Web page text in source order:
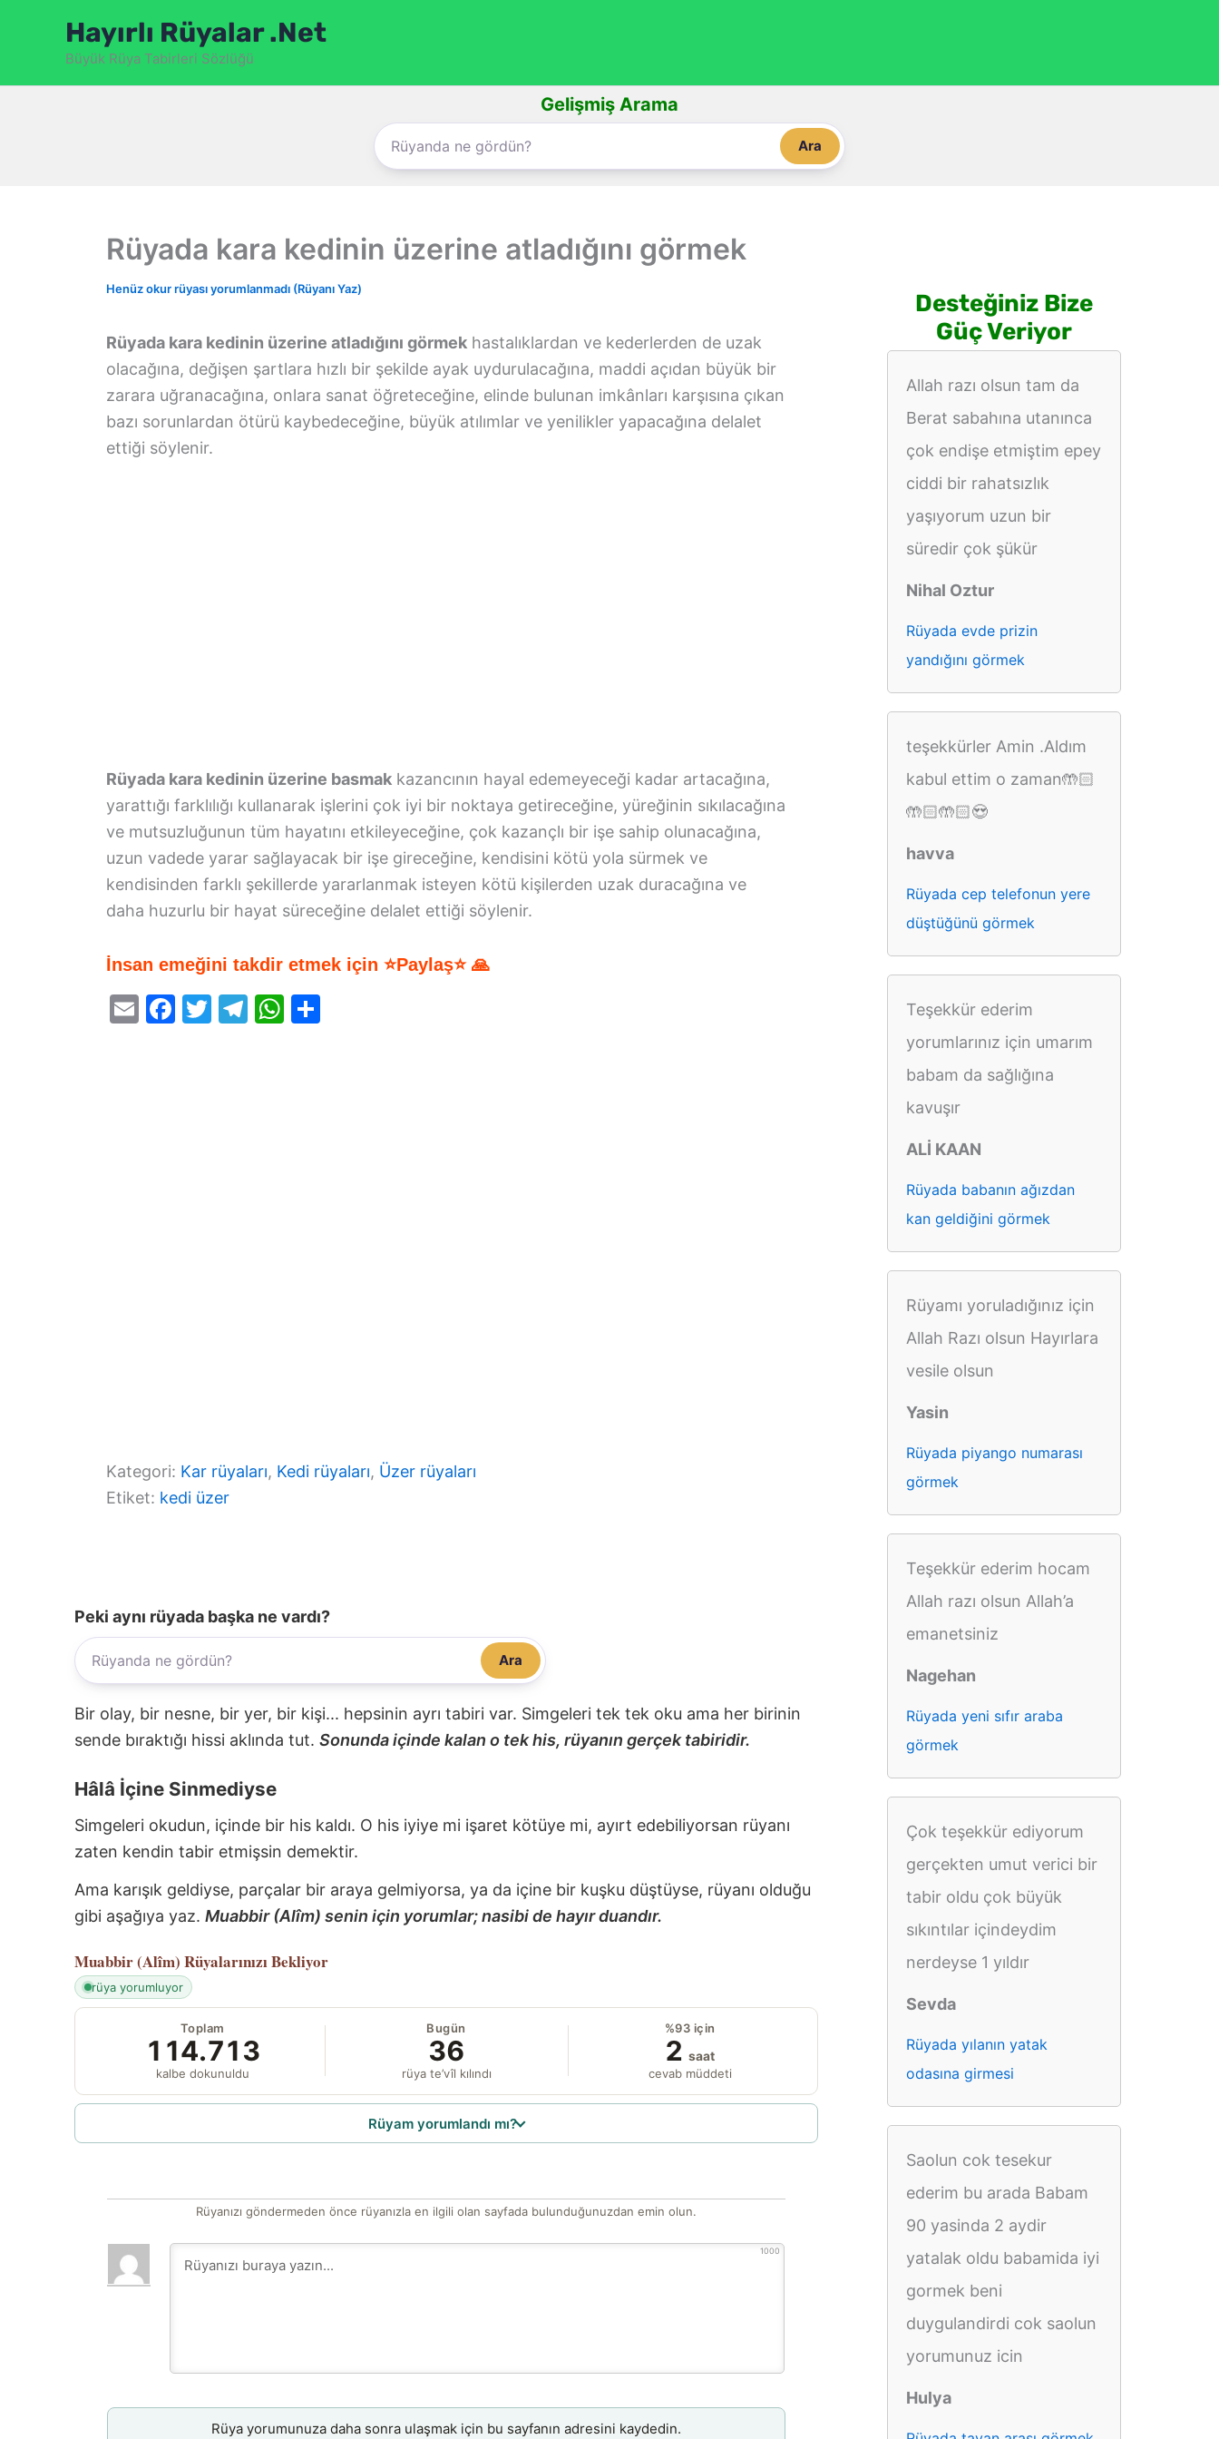
Hayırlı Rüyalar .Net
Büyük Rüya Tabirleri Sözlüğü
Gelişmiş Arama
Ara
Rüyada kara kedinin üzerine atladığını görmek
Henüz okur rüyası yorumlanmadı (Rüyanı Yaz)
Rüyada kara kedinin üzerine atladığını görmek hastalıklardan ve kederlerden de uzak
olacağına, değişen şartlara hızlı bir şekilde ayak uydurulacağına, maddi açıdan büyük bir
zarara uğranacağına, onlara sanat öğreteceğine, elinde bulunan imkânları karşısına çıkan
bazı sorunlardan ötürü kaybedeceğine, büyük atılımlar ve yenilikler yapacağına delalet
ettiği söylenir.
Rüyada kara kedinin üzerine basmak kazancının hayal edemeyeceği kadar artacağına,
yarattığı farklılığı kullanarak işlerini çok iyi bir noktaya getireceğine, yüreğinin sıkılacağına
ve mutsuzluğunun tüm hayatını etkileyeceğine, çok kazançlı bir işe sahip olunacağına,
uzun vadede yarar sağlayacak bir işe gireceğine, kendisini kötü yola sürmek ve
kendisinden farklı şekillerde yararlanmak isteyen kötü kişilerden uzak duracağına ve
daha huzurlu bir hayat süreceğine delalet ettiği söylenir.
İnsan emeğini takdir etmek için ⭐Paylaş⭐ 🙏
E
F
T
T
W
Kategori: Kar rüyaları, Kedi rüyaları, Üzer rüyaları
Etiket: kedi üzer
Peki aynı rüyada başka ne vardı?
Ara
Bir olay, bir nesne, bir yer, bir kişi... hepsinin ayrı tabiri var. Simgeleri tek tek oku ama her birinin
sende bıraktığı hissi aklında tut. Sonunda içinde kalan o tek his, rüyanın gerçek tabiridir.
Hâlâ İçine Sinmediyse
Simgeleri okudun, içinde bir his kaldı. O his iyiye mi işaret kötüye mi, ayırt edebiliyorsan rüyanı
zaten kendin tabir etmişsin demektir.
Ama karışık geldiyse, parçalar bir araya gelmiyorsa, ya da içine bir kuşku düştüyse, rüyanı olduğu
gibi aşağıya yaz. Muabbir (Alîm) senin için yorumlar; nasibi de hayır duandır.
Muabbir (Alîm) Rüyalarınızı Bekliyor
rüya yorumluyor
Toplam
114.713
kalbe dokunuldu
Bugün
36
rüya te’vîl kılındı
%93 için
2 saat
cevab müddeti
Rüyam yorumlandı mı?
Rüyanızı göndermeden önce rüyanızla en ilgili olan sayfada bulunduğunuzdan emin olun.
1000
Rüya yorumunuza daha sonra ulaşmak için bu sayfanın adresini kaydedin.
Desteğiniz Bize
Güç Veriyor
Allah razı olsun tam da
Berat sabahına utanınca
çok endişe etmiştim epey
ciddi bir rahatsızlık
yaşıyorum uzun bir
süredir çok şükür
Nihal Oztur
Rüyada evde prizin
yandığını görmek
teşekkürler Amin .Aldım
kabul ettim o zaman🤲🏻
🤲🏻🤲🏻😍
havva
Rüyada cep telefonun yere
düştüğünü görmek
Teşekkür ederim
yorumlarınız için umarım
babam da sağlığına
kavuşır
ALİ KAAN
Rüyada babanın ağızdan
kan geldiğini görmek
Rüyamı yoruladığınız için
Allah Razı olsun Hayırlara
vesile olsun
Yasin
Rüyada piyango numarası
görmek
Teşekkür ederim hocam
Allah razı olsun Allah’a
emanetsiniz
Nagehan
Rüyada yeni sıfır araba
görmek
Çok teşekkür ediyorum
gerçekten umut verici bir
tabir oldu çok büyük
sıkıntılar içindeydim
nerdeyse 1 yıldır
Sevda
Rüyada yılanın yatak
odasına girmesi
Saolun cok tesekur
ederim bu arada Babam
90 yasinda 2 aydir
yatalak oldu babamida iyi
gormek beni
duygulandirdi cok saolun
yorumunuz icin
Hulya